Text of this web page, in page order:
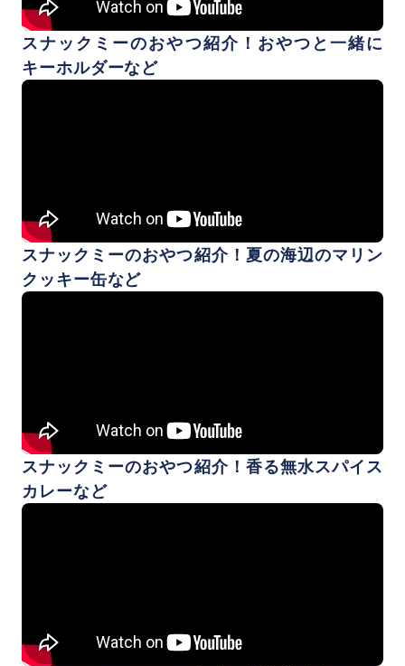
スナックミーのおやつ紹介！おやつと一緒に
キーホルダーなど
スナックミーのおやつ紹介！夏の海辺のマリン
クッキー缶など
スナックミーのおやつ紹介！香る無水スパイス
カレーなど